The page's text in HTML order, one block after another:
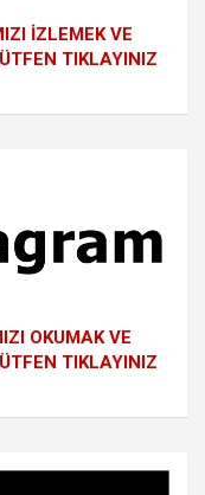
İZLEMEK VE
TIKLAYINIZ
OKUMAK VE
TIKLAYINIZ